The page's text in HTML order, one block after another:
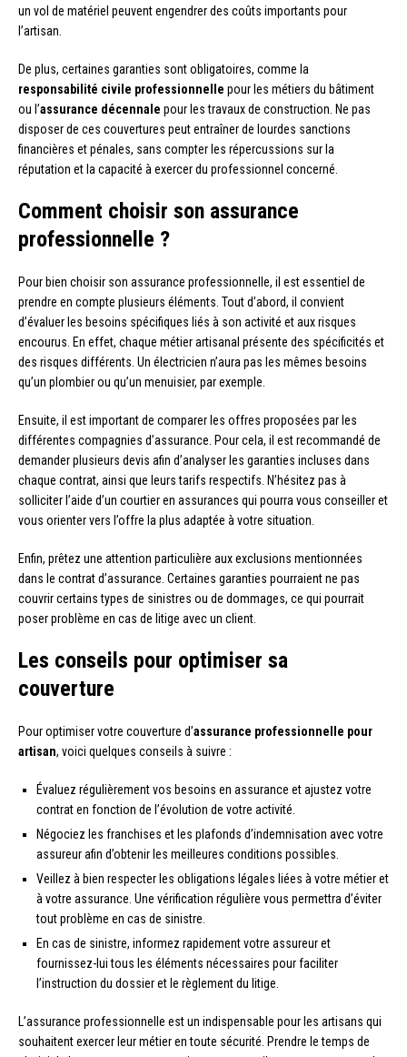
un vol de matériel peuvent engendrer des coûts importants pour
l’artisan.
De plus, certaines garanties sont obligatoires, comme la
responsabilité civile professionnelle pour les métiers du bâtiment
ou l’assurance décennale pour les travaux de construction. Ne pas
disposer de ces couvertures peut entraîner de lourdes sanctions
financières et pénales, sans compter les répercussions sur la
réputation et la capacité à exercer du professionnel concerné.
Comment choisir son assurance
professionnelle ?
Pour bien choisir son assurance professionnelle, il est essentiel de
prendre en compte plusieurs éléments. Tout d’abord, il convient
d’évaluer les besoins spécifiques liés à son activité et aux risques
encourus. En effet, chaque métier artisanal présente des spécificités et
des risques différents. Un électricien n’aura pas les mêmes besoins
qu’un plombier ou qu’un menuisier, par exemple.
Ensuite, il est important de comparer les offres proposées par les
différentes compagnies d’assurance. Pour cela, il est recommandé de
demander plusieurs devis afin d’analyser les garanties incluses dans
chaque contrat, ainsi que leurs tarifs respectifs. N’hésitez pas à
solliciter l’aide d’un courtier en assurances qui pourra vous conseiller et
vous orienter vers l’offre la plus adaptée à votre situation.
Enfin, prêtez une attention particulière aux exclusions mentionnées
dans le contrat d’assurance. Certaines garanties pourraient ne pas
couvrir certains types de sinistres ou de dommages, ce qui pourrait
poser problème en cas de litige avec un client.
Les conseils pour optimiser sa
couverture
Pour optimiser votre couverture d’assurance professionnelle pour
artisan, voici quelques conseils à suivre :
Évaluez régulièrement vos besoins en assurance et ajustez votre
contrat en fonction de l’évolution de votre activité.
Négociez les franchises et les plafonds d’indemnisation avec votre
assureur afin d’obtenir les meilleures conditions possibles.
Veillez à bien respecter les obligations légales liées à votre métier et
à votre assurance. Une vérification régulière vous permettra d’éviter
tout problème en cas de sinistre.
En cas de sinistre, informez rapidement votre assureur et
fournissez-lui tous les éléments nécessaires pour faciliter
l’instruction du dossier et le règlement du litige.
L’assurance professionnelle est un indispensable pour les artisans qui
souhaitent exercer leur métier en toute sécurité. Prendre le temps de